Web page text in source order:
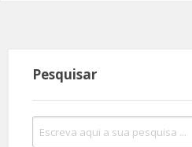
Pesquisar